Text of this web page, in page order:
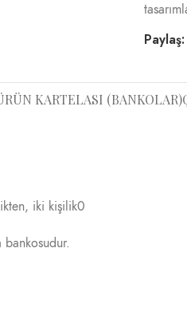
Paylaş:
KARTELASI (BANKOLAR)
iki kişilik0
bankosudur.